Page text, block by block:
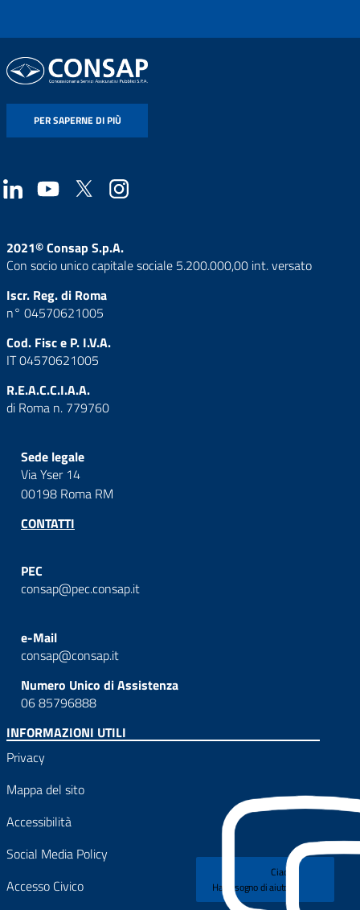
PER SAPERNE DI PIÙ
2021© Consap S.p.A.
Con socio unico capitale sociale 5.200.000,00 int. versato
Iscr. Reg. di Roma
n° 04570621005
Cod. Fisc e P. I.V.A.
IT 04570621005
R.E.A.C.C.I.A.A.
di Roma n. 779760
Sede legale
Via Yser 14
00198 Roma RM
CONTATTI
PEC
consap@pec.consap.it
e-Mail
consap@consap.it
Numero Unico di Assistenza
06 85796888
INFORMAZIONI UTILI
Privacy
Mappa del sito
Accessibilità
Social Media Policy
Accesso Civico
Ciao!
Hai bisogno di aiuto?